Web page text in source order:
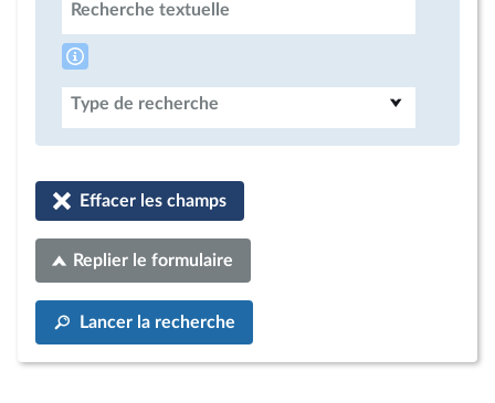
Recherche textuelle
Type de recherche
Effacer les champs
Replier le formulaire
Lancer la recherche